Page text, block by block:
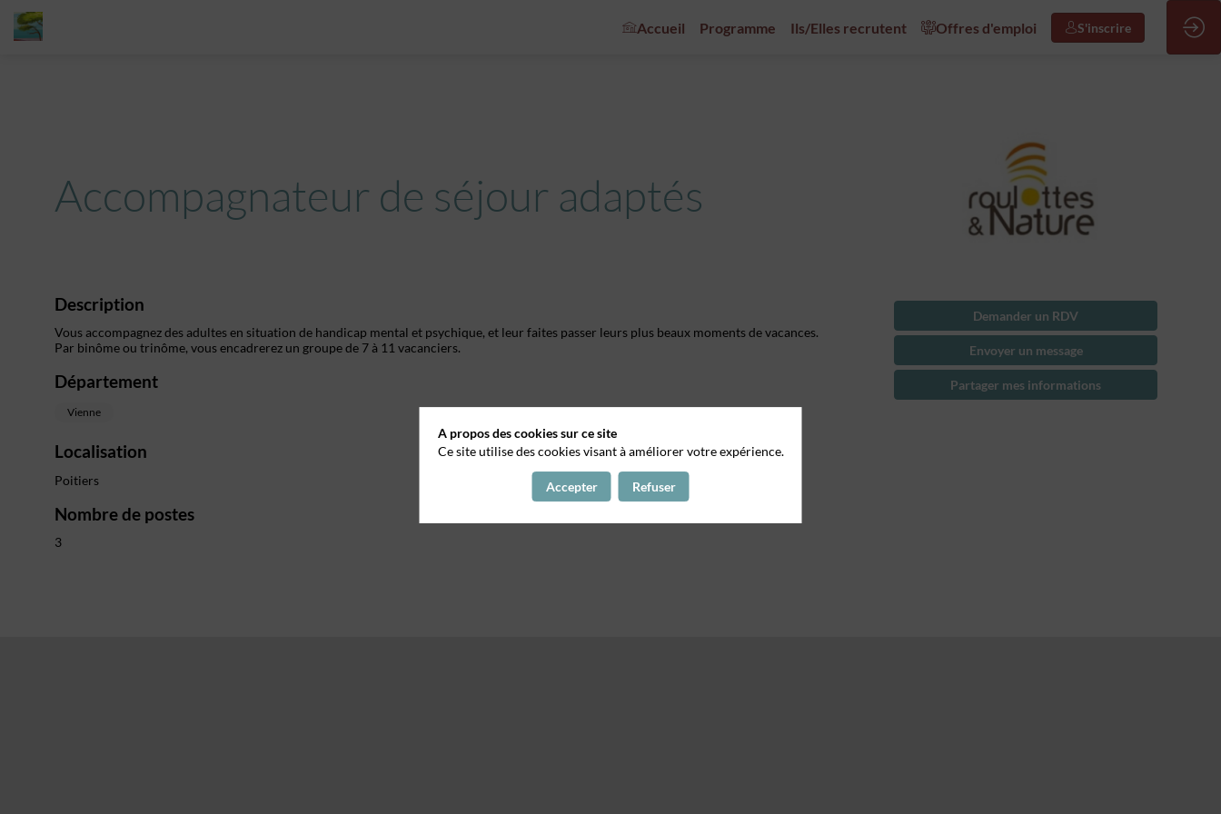
Accueil Programme Ils/Elles recrutent Offres d'emploi S'inscrire
Accompagnateur de séjour adaptés
Demander un RDV
Envoyer un message
Partager mes informations
Description
Vous accompagnez des adultes en situation de handicap mental et psychique, et leur faites passer leurs plus beaux moments de vacances.
Par binôme ou trinôme, vous encadrerez un groupe de 7 à 11 vacanciers.
Département
Vienne
Localisation
Poitiers
Nombre de postes
3
A propos des cookies sur ce site
Ce site utilise des cookies visant à améliorer votre expérience.
Accepter Refuser